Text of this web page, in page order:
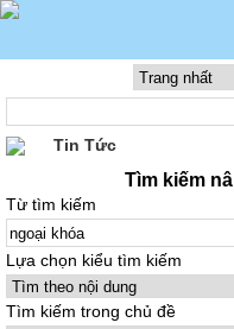
Tin Tức
Tìm kiếm
Từ tìm kiếm
Lựa chọn kiểu tìm kiếm
Tìm kiếm trong chủ đề